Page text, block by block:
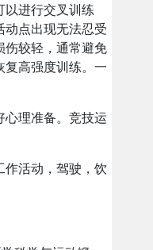
进行交叉训练
动点出现无法忍受
伤较轻，通常避免
高强度训练。一
理准备。竞技运
活动，驾驶，饮